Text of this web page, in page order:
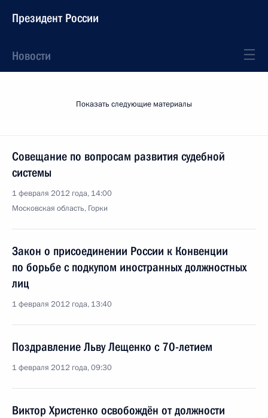
Президент России
Новости
Показать следующие материалы
Совещание по вопросам развития судебной
системы
1 февраля 2012 года, 14:00
Московская область, Горки
Закон о присоединении России к Конвенции
по борьбе с подкупом иностранных должностных
лиц
1 февраля 2012 года, 13:40
Поздравление Льву Лещенко с 70-летием
1 февраля 2012 года, 09:30
Виктор Христенко освобождён от должности